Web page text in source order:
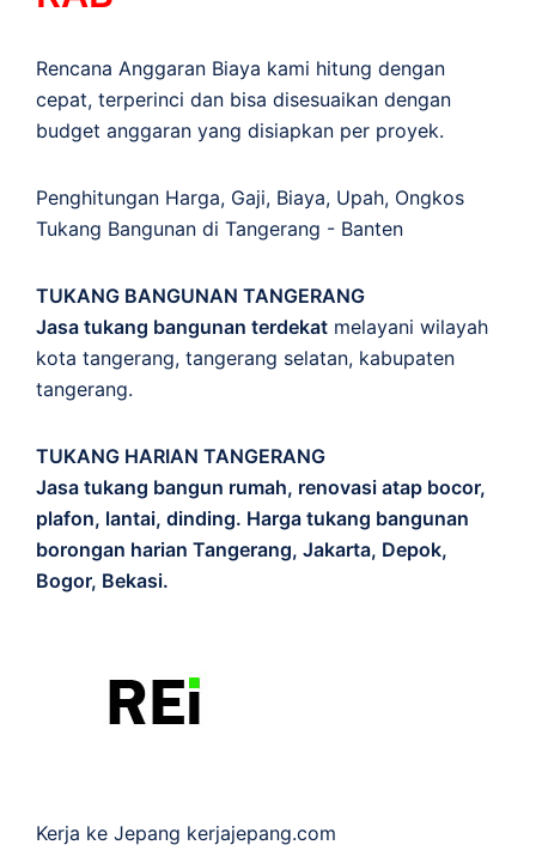
Rencana Anggaran Biaya kami hitung dengan
cepat, terperinci dan bisa disesuaikan dengan
budget anggaran yang disiapkan per proyek.
Penghitungan Harga, Gaji, Biaya, Upah, Ongkos
Tukang Bangunan di Tangerang - Banten
TUKANG BANGUNAN TANGERANG
Jasa tukang bangunan terdekat melayani wilayah
kota tangerang, tangerang selatan, kabupaten
tangerang.
TUKANG HARIAN TANGERANG
Jasa tukang bangun rumah, renovasi atap bocor,
plafon, lantai, dinding. Harga tukang bangunan
borongan harian Tangerang, Jakarta, Depok,
Bogor, Bekasi.
Kerja ke Jepang kerjajepang.com